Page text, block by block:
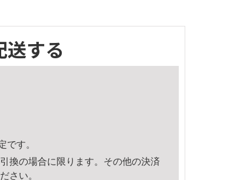
送する
です。
換の場合に限ります。その他の決済
さい。